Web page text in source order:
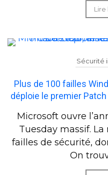
Lire
Sécurité
Plus de 100 failles
déploie le premier
Microsoft ouvre
Tuesday massif. La
failles de sécurité,
On